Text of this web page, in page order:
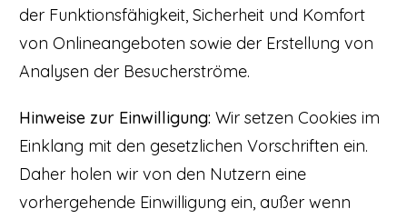
der Funktionsfähigkeit, Sicherheit und Komfort
von Onlineangeboten sowie der Erstellung von
Analysen der Besucherströme.
Hinweise zur Einwilligung: Wir setzen Cookies im
Einklang mit den gesetzlichen Vorschriften ein.
Daher holen wir von den Nutzern eine
vorhergehende Einwilligung ein, außer wenn